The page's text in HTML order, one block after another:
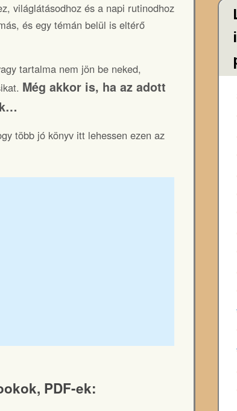
világlátásodhoz és a napi rutinodhoz
és egy témán belül is eltérő
tartalma nem jön be neked,
Még akkor is, ha az adott
több jó könyv itt lehessen ezen az
PDF-ek: